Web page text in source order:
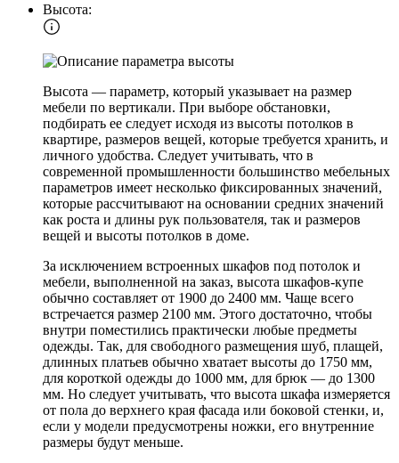
Высота:
Высота — параметр, который указывает на размер
мебели по вертикали. При выборе обстановки,
подбирать ее следует исходя из высоты потолков в
квартире, размеров вещей, которые требуется хранить, и
личного удобства. Следует учитывать, что в
современной промышленности большинство мебельных
параметров имеет несколько фиксированных значений,
которые рассчитывают на основании средних значений
как роста и длины рук пользователя, так и размеров
вещей и высоты потолков в доме.
За исключением встроенных шкафов под потолок и
мебели, выполненной на заказ, высота шкафов-купе
обычно составляет от 1900 до 2400 мм. Чаще всего
встречается размер 2100 мм. Этого достаточно, чтобы
внутри поместились практически любые предметы
одежды. Так, для свободного размещения шуб, плащей,
длинных платьев обычно хватает высоты до 1750 мм,
для короткой одежды до 1000 мм, для брюк — до 1300
мм. Но следует учитывать, что высота шкафа измеряется
от пола до верхнего края фасада или боковой стенки, и,
если у модели предусмотрены ножки, его внутренние
размеры будут меньше.